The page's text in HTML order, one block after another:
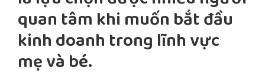
quan tâm khi muốn bắt đầu
kinh doanh trong lĩnh vực
mẹ và bé.